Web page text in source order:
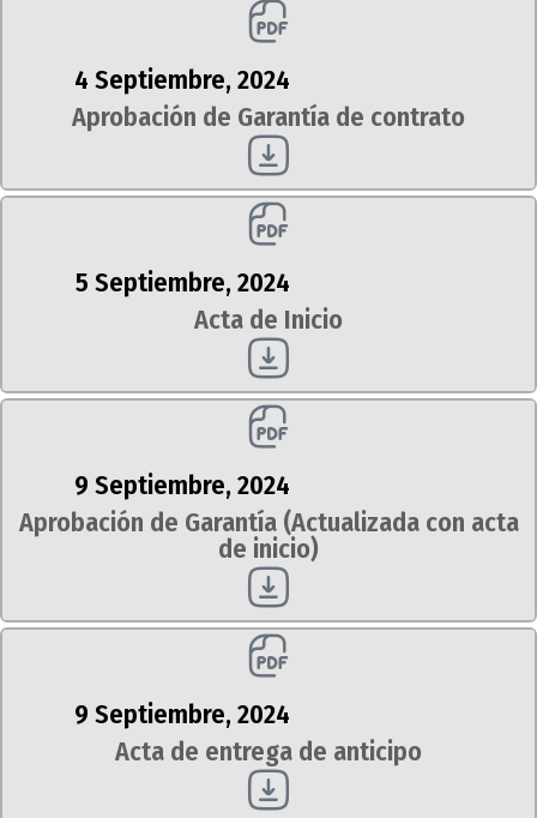
4 Septiembre, 2024
Aprobación de Garantía de contrato
5 Septiembre, 2024
Acta de Inicio
9 Septiembre, 2024
Aprobación de Garantía (Actualizada con acta
de inicio)
9 Septiembre, 2024
Acta de entrega de anticipo